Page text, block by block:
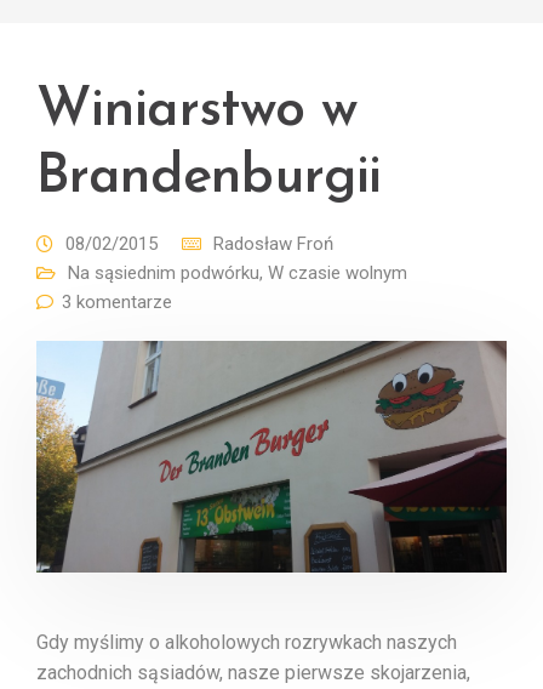
Winiarstwo w
Brandenburgii
08/02/2015
Radosław Froń
Na sąsiednim podwórku, W czasie wolnym
3 komentarze
Gdy myślimy o alkoholowych rozrywkach naszych
zachodnich sąsiadów, nasze pierwsze skojarzenia,